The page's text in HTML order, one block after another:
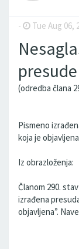
- Tue Aug 06,
(odredba člana
Pismeno
koja je
Iz obrazloženja:
Članom 290.
izrađena
objavljena”.